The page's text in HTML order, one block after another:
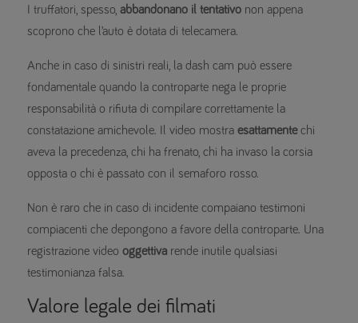
I truffatori, spesso, abbandonano il tentativo non appena
scoprono che l’auto è dotata di telecamera.
Anche in caso di sinistri reali, la dash cam può essere
fondamentale quando la controparte nega le proprie
responsabilità o rifiuta di compilare correttamente la
constatazione amichevole. Il video mostra esattamentechi
aveva la precedenza, chi ha frenato, chi ha invaso la corsia
opposta o chi è passato con il semaforo rosso.
Non è raro che in caso di incidente compaiano testimoni
compiacenti che depongono a favore della controparte. Una
registrazione video oggettiva rende inutile qualsiasi
testimonianza falsa.
Valore legale dei filmati